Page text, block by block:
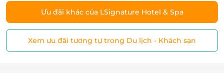
Ưu đãi khác của LSignature Hotel & Spa
Xem ưu đãi tương tự trong Du lịch - Khách sạn